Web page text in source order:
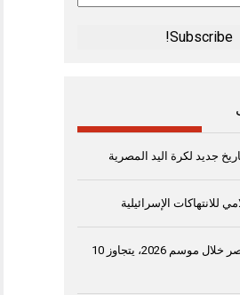
جديد لكرة اليد المصرية
الإسرائيلية
إنتاج القمح في مصر خلال موسم 2026، يتجاوز 10